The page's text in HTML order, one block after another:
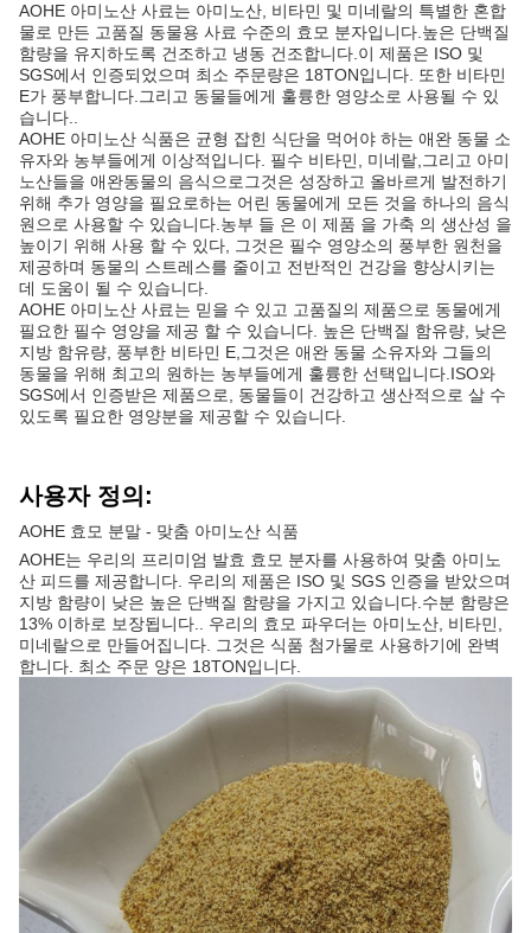
AOHE 아미노산 사료는 아미노산, 비타민 및 미네랄의 특별한 혼합
물로 만든 고품질 동물용 사료 수준의 효모 분자입니다.높은 단백질
함량을 유지하도록 건조하고 냉동 건조합니다.이 제품은 ISO 및
SGS에서 인증되었으며 최소 주문량은 18TON입니다. 또한 비타민
E가 풍부합니다.그리고 동물들에게 훌륭한 영양소로 사용될 수 있
습니다..
AOHE 아미노산 식품은 균형 잡힌 식단을 먹어야 하는 애완 동물 소
유자와 농부들에게 이상적입니다. 필수 비타민, 미네랄,그리고 아미
노산들을 애완동물의 음식으로그것은 성장하고 올바르게 발전하기
위해 추가 영양을 필요로하는 어린 동물에게 모든 것을 하나의 음식
원으로 사용할 수 있습니다.농부 들 은 이 제품 을 가축 의 생산성 을
높이기 위해 사용 할 수 있다, 그것은 필수 영양소의 풍부한 원천을
제공하며 동물의 스트레스를 줄이고 전반적인 건강을 향상시키는
데 도움이 될 수 있습니다.
AOHE 아미노산 사료는 믿을 수 있고 고품질의 제품으로 동물에게
필요한 필수 영양을 제공 할 수 있습니다. 높은 단백질 함유량, 낮은
지방 함유량, 풍부한 비타민 E,그것은 애완 동물 소유자와 그들의
동물을 위해 최고의 원하는 농부들에게 훌륭한 선택입니다.ISO와
SGS에서 인증받은 제품으로, 동물들이 건강하고 생산적으로 살 수
있도록 필요한 영양분을 제공할 수 있습니다.
사용자 정의:
AOHE 효모 분말 - 맞춤 아미노산 식품
AOHE는 우리의 프리미엄 발효 효모 분자를 사용하여 맞춤 아미노
산 피드를 제공합니다. 우리의 제품은 ISO 및 SGS 인증을 받았으며
지방 함량이 낮은 높은 단백질 함량을 가지고 있습니다.수분 함량은
13% 이하로 보장됩니다.. 우리의 효모 파우더는 아미노산, 비타민,
미네랄으로 만들어집니다. 그것은 식품 첨가물로 사용하기에 완벽
합니다. 최소 주문 양은 18TON입니다.